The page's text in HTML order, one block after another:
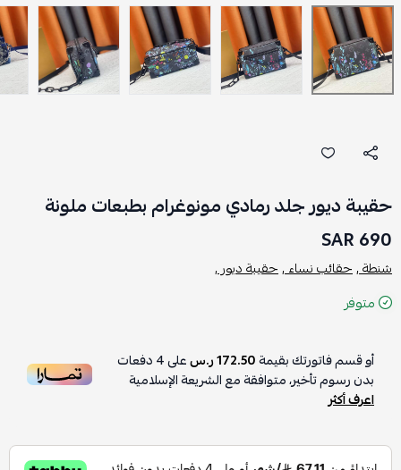
حقيبة ديور جلد رمادي مونوغرام بطبعات ملونة
690 SAR
شنطة ,حقائب نساء ,حقيبة ديور ,
متوفر
أو قسم فاتورتك بقيمة172.50 ر.س على4دفعات
بدون رسوم تأخير، متوافقة مع الشريعة الإسلامية
اعرف أكثر